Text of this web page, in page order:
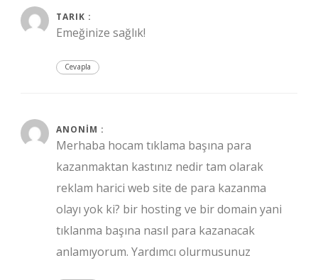
TARIK :
Emeğinize sağlık!
Cevapla
ANONIM :
Merhaba hocam tıklama başına para
kazanmaktan kastınız nedir tam olarak
reklam harici web site de para kazanma
olayı yok ki? bir hosting ve bir domain yani
tıklanma başına nasıl para kazanacak
anlamıyorum. Yardımcı olurmusunuz